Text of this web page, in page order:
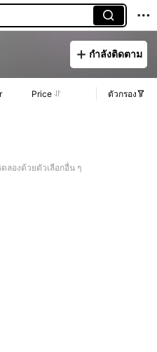
กำลังติดตาม
Price ตัวกรอง
ลองด้วยตัวเลือกอื่น ๆ